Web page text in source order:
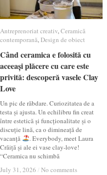
Antreprenoriat creativ,Ceramică
contemporană,Design de obiect
Când ceramica e folosită cu
aceeași plăcere cu care este
privită: descoperă vasele Clay
Love
Un pic de răbdare. Curiozitatea de a
testa și ajusta. Un echilibru fin creat
între estetică și funcționalitate și o
discuție lină, ca o dimineață de
vacanță
. Everybody, meet Laura
Crăiță și ale ei vase clay-love!
“Ceramica nu schimbă
July 31, 2026 / No comments
Antreprenoriat creativ Ceramică
contemporană Design de obiect
Când ceramica e folosită cu
aceeași plăcere cu care este
privită: descoperă vasele Clay
Love
July 31, 2026 / No comments